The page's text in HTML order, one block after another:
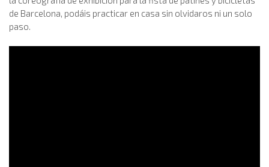
de Barcelona, podáis practicar en casa sin olvidaros ni un solo
paso.